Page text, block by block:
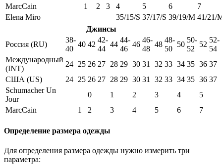
MarcCain
1 2 3 4 5 6
7
Elena Miro
35/15/S 37/17/S 39/19/M 41/21/
Джинсы
Россия (RU)
38-
40
40 42
42-
44
44
44-
46
46
46-
48
48
48-
50
50
50-
52
52
52-
54
Международный
(INT)
24 25 26 27 28 29 30 31 32 33 34 35 36 37
США (US)
24 25 26 27 28 29 30 31 32 33 34 35 36 37
Schumacher Un
Jour
0 1 2 3 4
5
MarcCain
1 2 3 4 5 6 7
Определение размера одежды
Для определения размера одежды нужно измерить три
параметра: